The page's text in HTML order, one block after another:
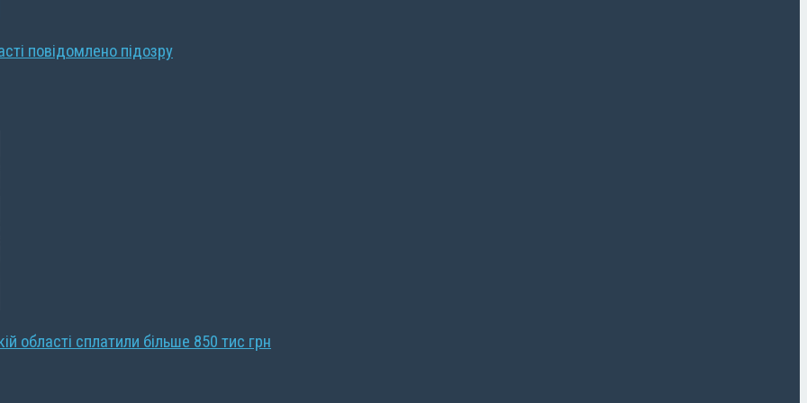
повідомлено підозру
області сплатили більше 850 тис грн